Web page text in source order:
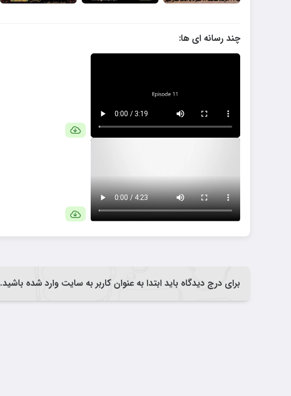
چند رسانه ای ها:
برای درج دیدگاه باید ابتدا به عنوان کاربر به سایت وارد شده باشید.